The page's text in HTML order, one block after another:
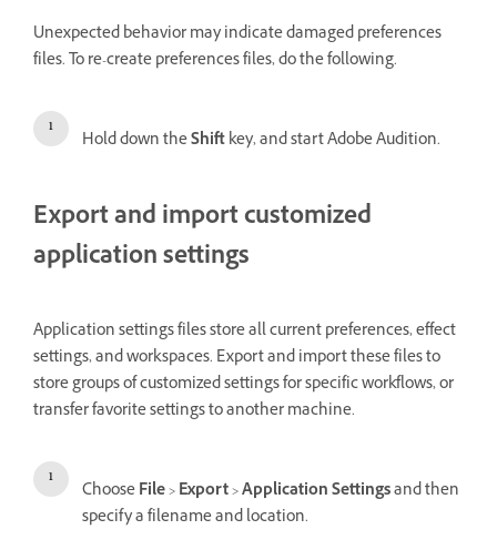
Unexpected behavior may indicate damaged preferences
files. To re-create preferences files, do the following.
Hold down theShiftkey, and start Adobe Audition.
Export and import customized
application settings
Application settings files store all current preferences, effect
settings, and workspaces. Export and import these files to
store groups of customized settings for specific workflows, or
transfer favorite settings to another machine.
ChooseFile>Export>Application Settingsand then
specify a filename and location.